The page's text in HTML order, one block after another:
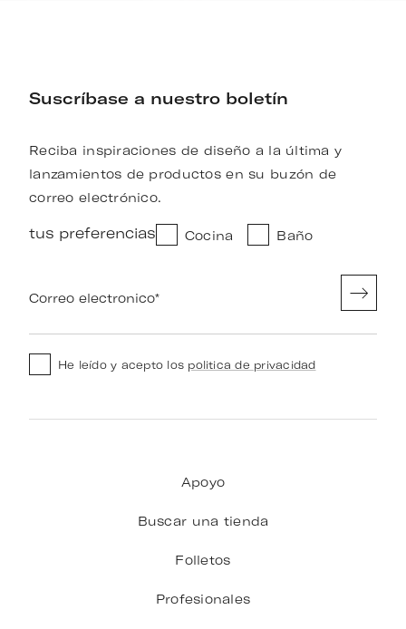
Suscríbase a nuestro boletín
Reciba inspiraciones de diseño a la última y
lanzamientos de productos en su buzón de
correo electrónico.
tus preferencias Cocina Baño
Correo electronico*
He leído y acepto los politica de privacidad
Apoyo
Buscar una tienda
Folletos
Profesionales